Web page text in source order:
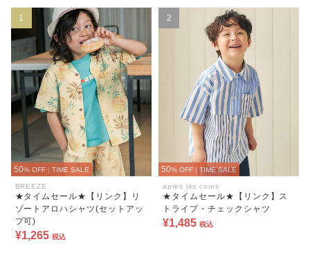
1
50% OFF TIME SALE
BREEZE
★タイムセール★【リンク】リ
ゾートアロハシャツ(セットアッ
プ可)
¥1,265 税込
2
50% OFF TIME SALE
apres les cours
★タイムセール★【リンク】ス
トライプ・チェックシャツ
¥1,485 税込